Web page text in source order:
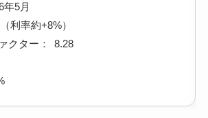
年5月
利率約+8%）
クター：
8.28